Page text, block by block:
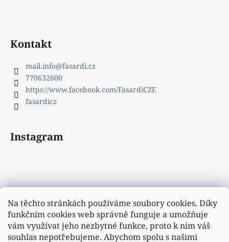
Na těchto stránkách používáme soubory cookies. Díky
funkčním cookies web správně funguje a umožňuje
vám využívat jeho nezbytné funkce, proto k nim váš
souhlas nepotřebujeme. Abychom spolu s našimi
Kontakt
mail.info@fasardi.cz
770632600
https://www.facebook.com/FasardiCZE
fasardicz
Instagram